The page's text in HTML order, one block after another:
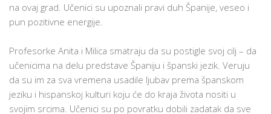
na ovaj grad. Učenici su upoznali pravi duh Španije, veseo i
pun pozitivne energije.
Profesorke Anita i Milica smatraju da su postigle svoj cilj – da
učenicima na delu predstave Španiju i španski jezik. Veruju
da su im za sva vremena usadile ljubav prema španskom
jeziku i hispanskoj kulturi koju će do kraja života nositi u
svojim srcima. Učenici su po povratku dobili zadatak da sve